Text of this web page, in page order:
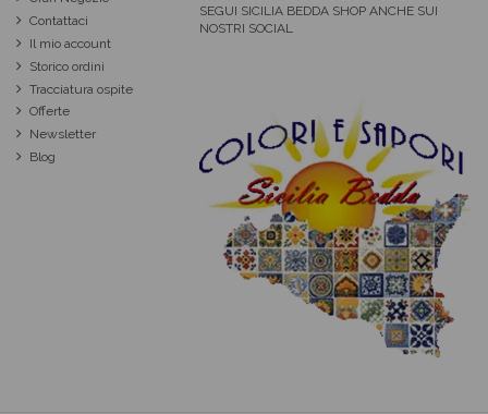
Contattaci
Il mio account
Storico ordini
Tracciatura ospite
Offerte
Newsletter
Blog
SEGUI SICILIA BEDDA SHOP ANCHE SUI
NOSTRI SOCIAL